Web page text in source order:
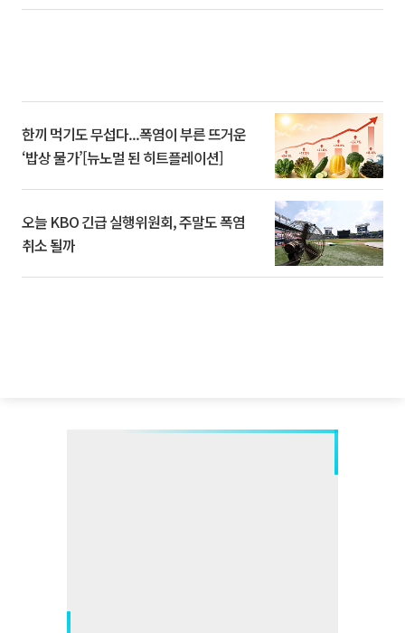
한끼 먹기도 무섭다...폭염이 부른 뜨거운
‘밥상 물가’[뉴노멀 된 히트플레이션]
오늘 KBO 긴급 실행위원회, 주말도 폭염
취소 될까